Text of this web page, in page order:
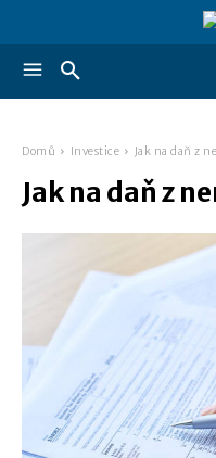
Domů Investice Jak na daň z
Jak na daň z